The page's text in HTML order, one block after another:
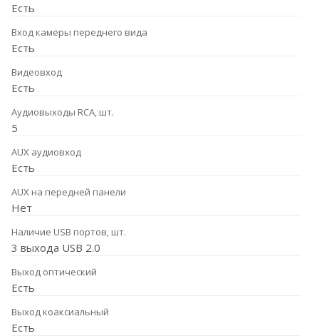
Есть
Вход камеры переднего вида
Есть
Видеовход
Есть
Аудиовыходы RCA, шт.
5
AUX аудиовход
Есть
AUX на передней панели
Нет
Наличие USB портов, шт.
3 выхода USB 2.0
Выход оптический
Есть
Выход коаксиальный
Есть